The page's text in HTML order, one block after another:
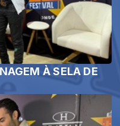
À SELA DE